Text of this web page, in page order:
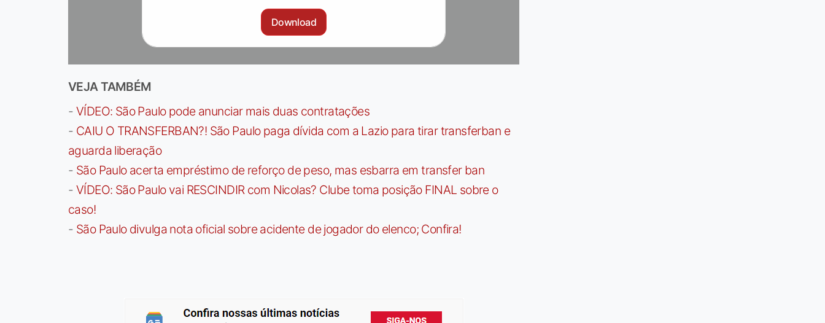
Download
VEJA TAMBÉM
- VÍDEO: São Paulo pode anunciar mais duas contratações
- CAIU O TRANSFERBAN?! São Paulo paga dívida com a Lazio para tirar transferban e
aguarda liberação
- São Paulo acerta empréstimo de reforço de peso, mas esbarra em transfer ban
- VÍDEO: São Paulo vai RESCINDIR com Nicolas? Clube toma posição FINAL sobre o
caso!
- São Paulo divulga nota oficial sobre acidente de jogador do elenco; Confira!